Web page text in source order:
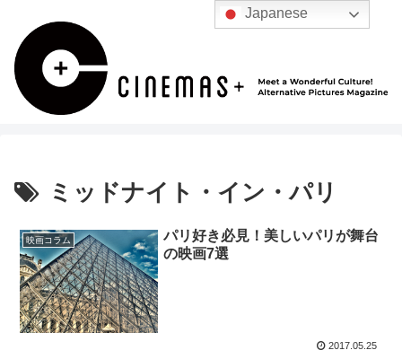
ミッドナイト・イン・パリ
映画コラム
パリ好き必見！美しいパリが舞台
の映画7選
2017.05.25
Japanese